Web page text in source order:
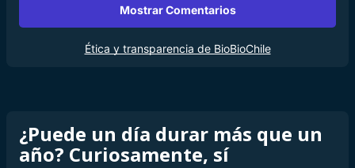
Mostrar Comentarios
Ética y transparencia de BioBioChile
¿Puede un día durar más que un
año? Curiosamente, sí